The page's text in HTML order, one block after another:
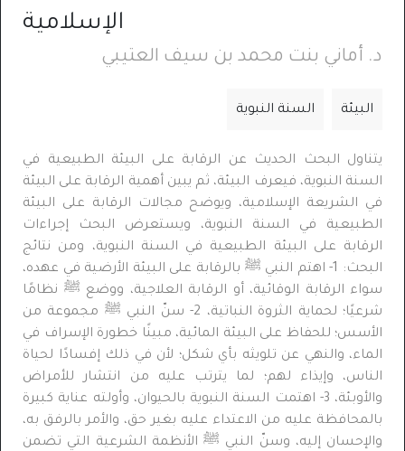
الإسلامية
د. أماني بنت محمد بن سيف العتيبي
البيئة السنة النبوية
يتناول البحث الحديث عن الرقابة على البيئة الطبيعية في
السنة النبوية، فيعرف البيئة، ثم يبين أهمية الرقابة على البيئة
في الشريعة الإسلامية، ويوضح مجالات الرقابة على البيئة
الطبيعية في السنة النبوية، ويستعرض البحث إجراءات
الرقابة على البيئة الطبيعية في السنة النبوية، ومن نتائج
البحث: 1- اهتم النبي ﷺ بالرقابة على البيئة الأرضية في عهده،
سواء الرقابة الوقائية، أو الرقابة العلاجية، ووضع ﷺ نظامًا
شرعيًا؛ لحماية الثروة النباتية، 2- سنّ النبي ﷺ مجموعة من
الأسس؛ للحفاظ على البيئة المائية، مبينًا خطورة الإسراف في
الماء، والنهي عن تلويثه بأي شكل؛ لأن في ذلك إفسادًا لحياة
الناس، وإيذاء لهم؛ لما يترتب عليه من انتشار للأمراض
والأوبئة، 3- اهتمت السنة النبوية بالحيوان، وأولته عناية كبيرة
بالمحافظة عليه من الاعتداء عليه بغير حق، والأمر بالرفق به،
والإحسان إليه، وسنّ النبي ﷺ الأنظمة الشرعية التي تضمن